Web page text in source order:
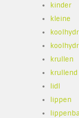
kinder
kleine
krullen
lidl
lippen